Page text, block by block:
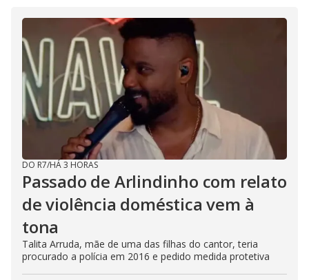
DO R7/HÁ 3 HORAS
Passado de Arlindinho com relato
de violência doméstica vem à
tona
Talita Arruda, mãe de uma das filhas do cantor, teria
procurado a polícia em 2016 e pedido medida protetiva